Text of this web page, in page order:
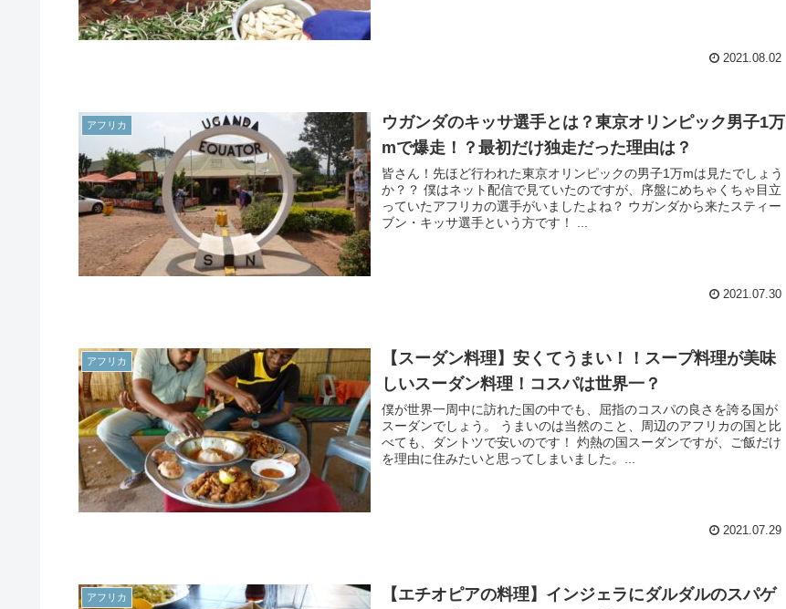
2021.08.02
アフリカ
ウガンダのキッサ選手とは？東京オリンピック男子1万
mで爆走！？最初だけ独走だった理由は？
皆さん！先ほど行われた東京オリンピックの男子1万mは見たでしょう
か？？ 僕はネット配信で見ていたのですが、序盤にめちゃくちゃ目立
っていたアフリカの選手がいましたよね？ ウガンダから来たスティー
ブン・キッサ選手という方です！ ...
2021.07.30
アフリカ
【スーダン料理】安くてうまい！！スープ料理が美味
しいスーダン料理！コスパは世界一？
僕が世界一周中に訪れた国の中でも、屈指のコスパの良さを誇る国が
スーダンでしょう。 うまいのは当然のこと、周辺のアフリカの国と比
べても、ダントツで安いのです！ 灼熱の国スーダンですが、ご飯だけ
を理由に住みたいと思ってしまいました。...
2021.07.29
アフリカ
【エチオピアの料理】インジェラにダルダルのスパゲ